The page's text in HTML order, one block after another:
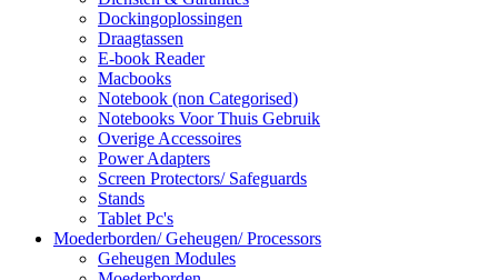
Dockingoplossingen
Draagtassen
E-book Reader
Macbooks
Notebook (non Categorised)
Notebooks Voor Thuis Gebruik
Overige Accessoires
Power Adapters
Screen Protectors/ Safeguards
Stands
Tablet Pc's
Moederborden/ Geheugen/ Processors
Geheugen Modules